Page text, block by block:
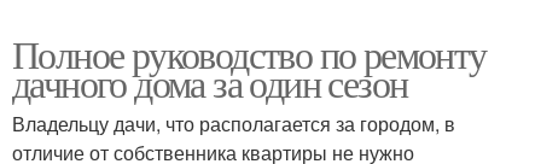
Полное руководство по ремонту
дачного дома за один сезон
Владельцу дачи, что располагается за городом, в
отличие от собственника квартиры не нужно